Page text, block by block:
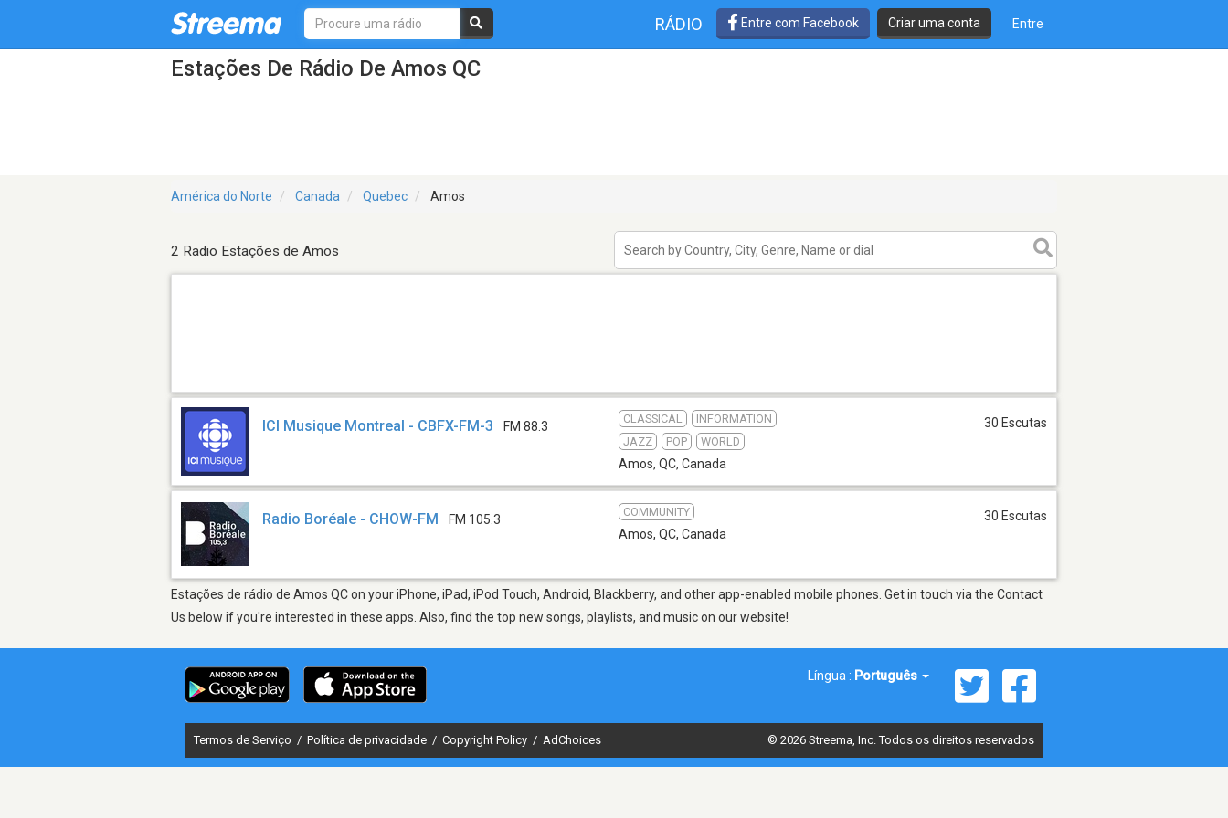
RÁDIO Entre com Facebook Criar uma conta Entre
Estações De Rádio De Amos QC
América do Norte Canada Quebec Amos
2 Radio Estações de Amos
ICI Musique Montreal - CBFX-FM-3 FM 88.3
CLASSICAL
INFORMATION
JAZZ
POP WORLD
Amos, QC, Canada
30 Escutas
Radio Boréale - CHOW-FM FM 105.3
COMMUNITY
Amos, QC, Canada
30 Escutas
Estações de rádio de Amos QC on your iPhone, iPad, iPod Touch, Android, Blackberry, and other app-enabled mobile phones. Get in touch via the Contact
Us below if you're interested in these apps. Also, find the top new songs, playlists, and music on our website!
Língua : Português
Termos de Serviço / Política de privacidade / Copyright Policy / AdChoices © 2026 Streema, Inc. Todos os direitos reservados